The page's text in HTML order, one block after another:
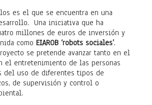
es el que se encuentra en una
Una iniciativa que ha
millones de euros de inversión y
como EIAROB ‘robots sociales’.
se pretende avanzar tanto en el
el entretenimiento de las personas
del uso de diferentes tipos de
de supervisión y control o